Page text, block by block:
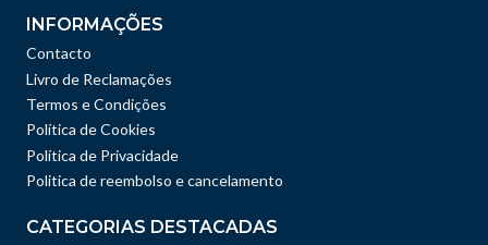
INFORMAÇÕES
Contacto
Livro de Reclamações
Termos e Condições
Política de Cookies
Política de Privacidade
Politica de reembolso e cancelamento
CATEGORIAS DESTACADAS